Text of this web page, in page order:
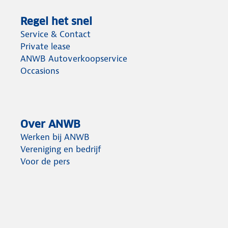
Regel het snel
Service & Contact
Private lease
ANWB Autoverkoopservice
Occasions
Over ANWB
Werken bij ANWB
Vereniging en bedrijf
Voor de pers